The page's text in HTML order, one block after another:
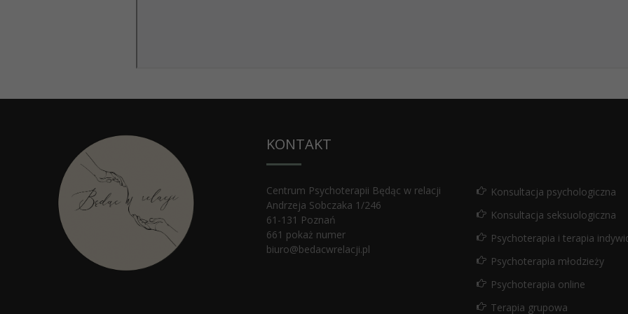
KONTAKT
Centrum Psychoterapii Będąc w relacji
Andrzeja Sobczaka 1/246
61-131 Poznań
661 pokaż numer
biuro@bedacwrelacji.pl
Konsultacja psychologiczna
Konsultacja seksuologiczna
Psychoterapia i terapia
Psychoterapia młodzieży
Psychoterapia online
Terapia grupowa